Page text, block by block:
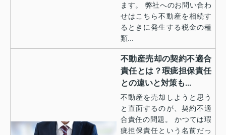
ます。 弊社へのお問い合わ
せはこちら不動産を相続す
るときに発生する税金の種
類...
不動産売却の契約不適合
責任とは？瑕疵担保責任
との違いと対策も...
不動産を売却しようと思う
と直面するのが、契約不適
合責任の問題。 かつては瑕
疵担保責任という名前だっ